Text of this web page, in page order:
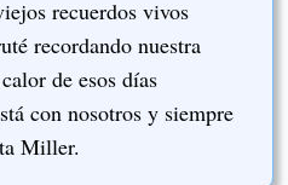
recuerdos vivos
recordando nuestra
de esos días
con nosotros y siempre
Miller.